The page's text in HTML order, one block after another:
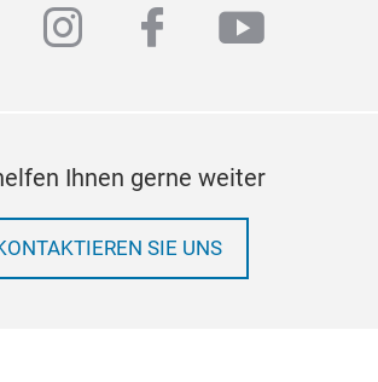
instagram
facebook
Ihnen gerne weiter
SIE UNS